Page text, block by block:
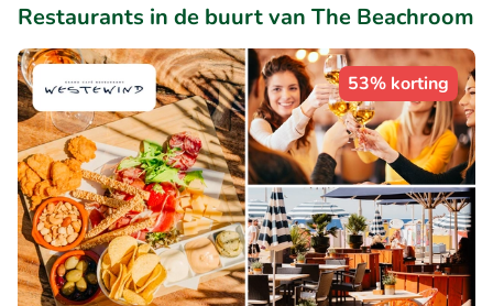
Restaurants in de buurt van The Beachroom
53% korting